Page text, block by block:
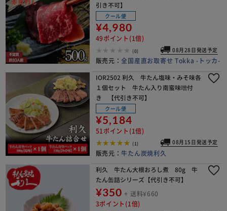
引き不可】
クール便
¥4,980
49ポイント(1倍)
(0) 08月28日発送予定
販売元： 全国産直お取寄せ Tokka -トッカ-
IOR2502 利久 牛たん塩味・みそ味各
１個セット 牛たん入り南蛮味噌付
き 【代引き不可】
クール便
¥5,184
51ポイント(1倍)
(1) 08月15日発送予定
販売元：牛たん炭焼利久
利久 牛たん大根おろし煮 80g 牛
たん缶詰シリーズ【代引き不可】
¥350 + 送料¥660
3ポイント(1倍)